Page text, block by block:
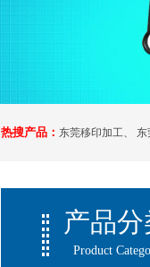
热搜产品： 东莞移印加工、 东
产品分
Product